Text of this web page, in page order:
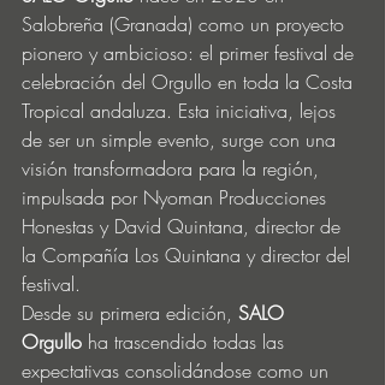
Salobreña (Granada) como un proyecto
pionero y ambicioso: el primer festival de
celebración del Orgullo en toda la Costa
Tropical andaluza. Esta iniciativa, lejos
de ser un simple evento, surge con una
visión transformadora para la región,
impulsada por Nyoman Producciones
Honestas y David Quintana, director de
la Compañía Los Quintana y director del
festival.
Desde su primera edición, SALO
Orgullo ha trascendido todas las
expectativas consolidándose como un